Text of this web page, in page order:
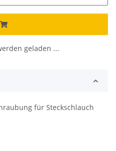
geladen ...
für Steckschlauch